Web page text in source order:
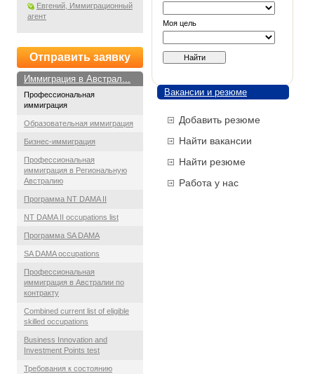
Евгений, Иммиграционный
агент
Отправить заявку
Иммиграция в Австрал...
Профессиональная
иммиграция
Образовательная иммиграция
Бизнес-иммиграция
Профессиональная
иммиграция в Региональную
Австралию
Программа NT DAMA II
NT DAMA II occupations list
Программа SA DAMA
SA DAMA occupations
Профессиональная
иммиграция в Австралии по
контракту
Combined current list of eligible
skilled occupations
Business Innovation and
Investment Points test
Требования к состоянию
Моя цель
Вакансии и резюме
Добавить резюме
Найти вакансии
Найти резюме
Работа у нас